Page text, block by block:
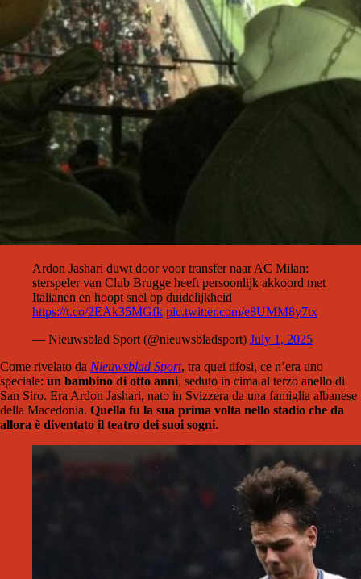
Ardon Jashari duwt door voor transfer naar AC Milan:
sterspeler van Club Brugge heeft persoonlijk akkoord met
Italianen en hoopt snel op duidelijkheid
https://t.co/2EAk35MGfk pic.twitter.com/e8UMM8y7tx
— Nieuwsblad Sport (@nieuwsbladsport) July 1, 2025
Come rivelato da Nieuwsblad Sport, tra quei tifosi, ce n’era uno
speciale: un bambino di otto anni, seduto in cima al terzo anello di
San Siro. Era Ardon Jashari, nato in Svizzera da una famiglia albanese
della Macedonia. Quella fu la sua prima volta nello stadio che da
allora è diventato il teatro dei suoi sogni.